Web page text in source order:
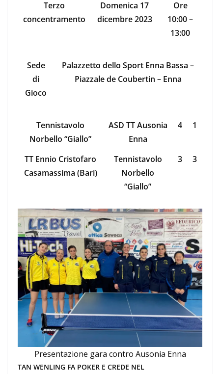
Terzo
concentramento
Domenica 17
dicembre 2023
Ore
10:00 –
13:00
Sede
di
Gioco
Palazzetto dello Sport Enna Bassa –
Piazzale de Coubertin – Enna
Tennistavolo
Norbello “Giallo”
ASD TT Ausonia
Enna
4 1
TT Ennio Cristofaro
Casamassima (Bari)
Tennistavolo
Norbello
“Giallo”
3 3
Presentazione gara contro Ausonia Enna
TAN WENLING FA POKER E CREDE NEL